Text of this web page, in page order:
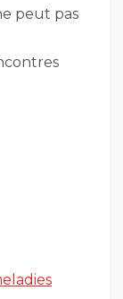
peut pas